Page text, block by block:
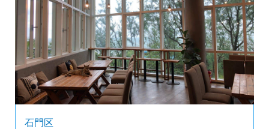
石門区